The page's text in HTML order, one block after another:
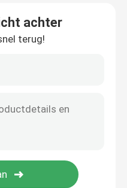
achter
terug!